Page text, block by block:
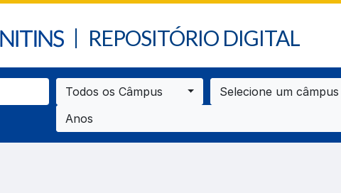
REPOSITÓRIO DIGITAL
Todos os Câmpus Selecione um câmpus
Anos